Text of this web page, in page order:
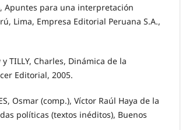
Apuntes para una interpretación
Lima, Empresa Editorial Peruana S.A.,
TILLY, Charles, Dinámica de la
Editorial, 2005.
Osmar (comp.), Víctor Raúl Haya de la
políticas (textos inéditos), Buenos